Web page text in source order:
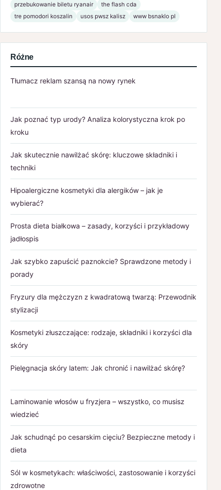
przebukowanie biletu ryanair
the flash cda
tre pomodori koszalin
usos pwsz kalisz www bsnaklo pl
Różne
Tłumacz reklam szansą na nowy rynek
Jak poznać typ urody? Analiza kolorystyczna krok po
kroku
Jak skutecznie nawilżać skórę: kluczowe składniki i
techniki
Hipoalergiczne kosmetyki dla alergików – jak je
wybierać?
Prosta dieta białkowa – zasady, korzyści i przykładowy
jadłospis
Jak szybko zapuścić paznokcie? Sprawdzone metody i
porady
Fryzury dla mężczyzn z kwadratową twarzą: Przewodnik
stylizacji
Kosmetyki złuszczające: rodzaje, składniki i korzyści dla
skóry
Pielęgnacja skóry latem: Jak chronić i nawilżać skórę?
Laminowanie włosów u fryzjera – wszystko, co musisz
wiedzieć
Jak schudnąć po cesarskim cięciu? Bezpieczne metody i
dieta
Sól w kosmetykach: właściwości, zastosowanie i korzyści
zdrowotne